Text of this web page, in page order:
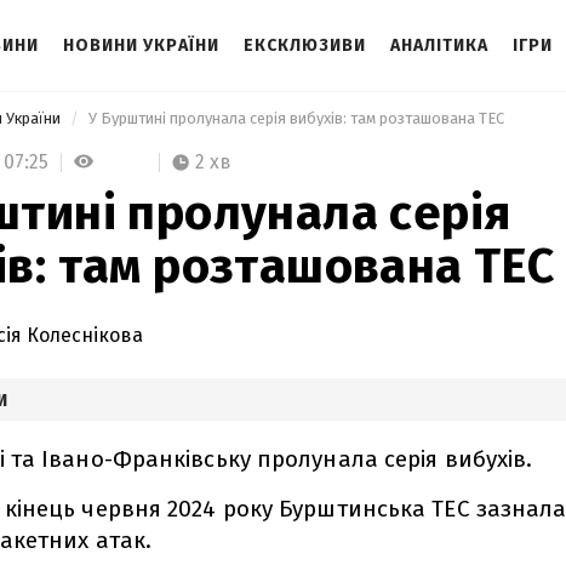
НОВИНИ УКРАЇНИ ЕКСКЛЮЗИВИ АНАЛІТИКА ІГРИ
У Бурштині пролунала серія вибухів: там розташована ТЕС
07:25 2 хв
пролунала серія
там розташована ТЕС
Колеснікова
та Івано-Франківську пролунала серія вибухів.
червня 2024 року Бурштинська ТЕС зазнала
атак.